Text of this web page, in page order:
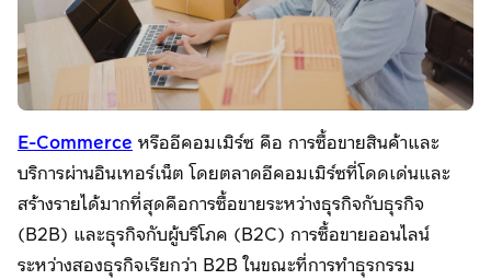
E-Commerce หรืออีคอมเมิร์ซ คือ การซื้อขายสินค้าและ
บริการผ่านอินเทอร์เน็ต โดยตลาดอีคอมเมิร์ซที่โดดเด่นและ
สร้างรายได้มากที่สุดคือการซื้อขายระหว่างธุรกิจกับธุรกิจ
(B2B) และธุรกิจกับผู้บริโภค (B2C) การซื้อขายออนไลน์
ระหว่างสองธุรกิจเรียกว่า B2B ในขณะที่การทำธุรกรรม